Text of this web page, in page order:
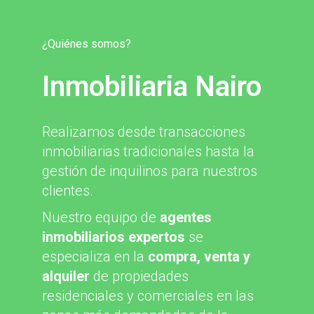
¿Quiénes somos?
Inmobiliaria Nairo
Realizamos desde transacciones
inmobiliarias tradicionales hasta la
gestión de inquilinos para nuestros
clientes.
Nuestro equipo de agentes
inmobiliarios expertos se
especializa en la compra, venta y
alquiler de propiedades
residenciales y comerciales en las